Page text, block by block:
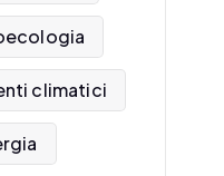
climatici